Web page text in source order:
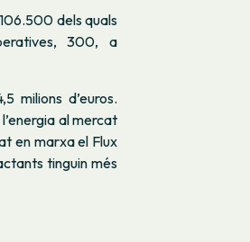
dels quals
300, a
milions d’euros.
al mercat
en marxa el Flux
tinguin més